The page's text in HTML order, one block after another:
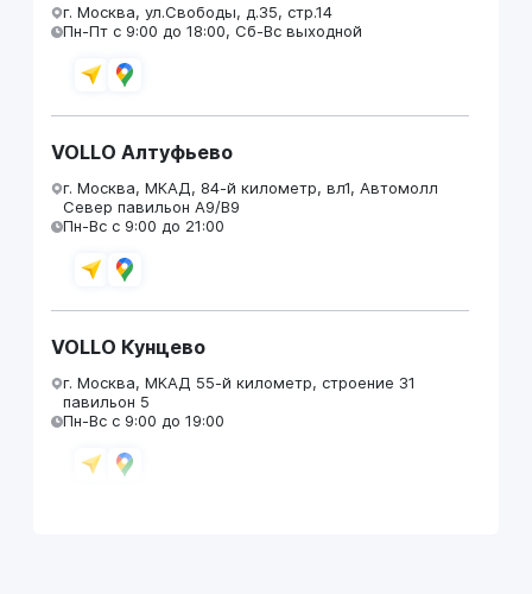
г. Москва, ул.Свободы, д.35, стр.14
Пн-Пт с 9:00 до 18:00, Сб-Вс выходной
VOLLO Алтуфьево
г. Москва, МКАД, 84-й километр, вл1, Автомолл
Север павильон А9/В9
Пн-Вс с 9:00 до 21:00
VOLLO Кунцево
г. Москва, МКАД 55-й километр, строение 31
павильон 5
Пн-Вс с 9:00 до 19:00